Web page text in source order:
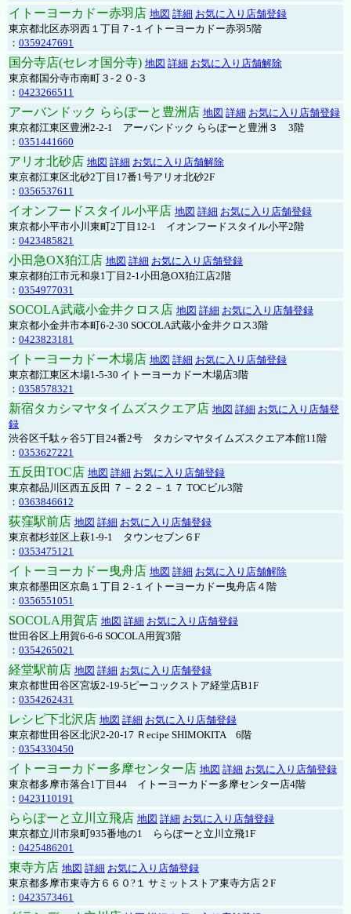
イトーヨーカドー赤羽店 地図 詳細 お気に入り店舗登録
東京都北区赤羽西１丁目７-１イトーヨーカドー赤羽5階
： 0359247691
国分寺店(セレオ国分寺) 地図 詳細 お気に入り店舗解除
東京都国分寺市南町３-２０-３
： 0423266511
アーバンドック ららぽーと豊洲店 地図 詳細 お気に入り店舗登録
東京都江東区豊洲2-2-1 アーバンドック ららぽーと豊洲３ 3階
： 0351441660
アリオ北砂店 地図 詳細 お気に入り店舗解除
東京都江東区北砂2丁目17番1号アリオ北砂2F
： 0356537611
イオンフードスタイル小平店 地図 詳細 お気に入り店舗登録
東京都小平市小川東町2丁目12-1 イオンフードスタイル小平2階
： 0423485821
小田急OX狛江店 地図 詳細 お気に入り店舗登録
東京都狛江市元和泉1丁目2-1小田急OX狛江店2階
： 0354977031
SOCOLA武蔵小金井クロス店 地図 詳細 お気に入り店舗登録
東京都小金井市本町6-2-30 SOCOLA武蔵小金井クロス3階
： 0423823181
イトーヨーカドー木場店 地図 詳細 お気に入り店舗登録
東京都江東区木場1-5-30 イトーヨーカドー木場店3階
： 0358578321
新宿タカシマヤタイムズスクエア店 地図 詳細 お気に入り店舗登
録
渋谷区千駄ヶ谷5丁目24番2号 タカシマヤタイムズスクエア本館11階
： 0353627221
五反田TOC店 地図 詳細 お気に入り店舗登録
東京都品川区西五反田 ７－２２－１７ TOCビル3階
： 0363846612
荻窪駅前店 地図 詳細 お気に入り店舗登録
東京都杉並区上萩1-9-1 タウンセブン６F
： 0353475121
イトーヨーカドー曳舟店 地図 詳細 お気に入り店舗解除
東京都墨田区京島１丁目２-１イトーヨーカドー曳舟店４階
： 0356551051
SOCOLA用賀店 地図 詳細 お気に入り店舗登録
世田谷区上用賀6-6-6 SOCOLA用賀3階
： 0354265021
経堂駅前店 地図 詳細 お気に入り店舗登録
東京都世田谷区宮坂2-19-5ピーコックストア経堂店B1F
： 0354262431
レシピ下北沢店 地図 詳細 お気に入り店舗登録
東京都世田谷区北沢2-20-17 Ｒecipe SHIMOKITA 6階
： 0354330450
イトーヨーカドー多摩センター店 地図 詳細 お気に入り店舗登録
東京都多摩市落合1丁目44 イトーヨーカドー多摩センター店4階
： 0423110191
ららぽーと立川立飛店 地図 詳細 お気に入り店舗登録
東京都立川市泉町935番地の1 ららぽーと立川立飛1F
： 0425486201
東寺方店 地図 詳細 お気に入り店舗登録
東京都多摩市東寺方６６０?１ サミットストア東寺方店２F
： 0423573461